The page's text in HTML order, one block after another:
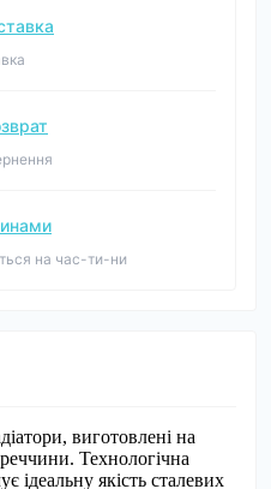
на час-ти-ни
виготовлені на
Технологічна
ідеальну якість сталевих